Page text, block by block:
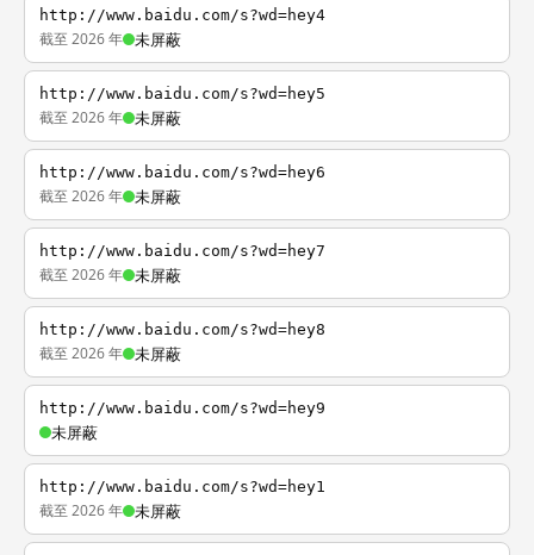
http://www.baidu.com/s?wd=hey4
截至 2026 年 未屏蔽
http://www.baidu.com/s?wd=hey5
截至 2026 年 未屏蔽
http://www.baidu.com/s?wd=hey6
截至 2026 年 未屏蔽
http://www.baidu.com/s?wd=hey7
截至 2026 年 未屏蔽
http://www.baidu.com/s?wd=hey8
截至 2026 年 未屏蔽
http://www.baidu.com/s?wd=hey9
未屏蔽
http://www.baidu.com/s?wd=hey1
截至 2026 年 未屏蔽